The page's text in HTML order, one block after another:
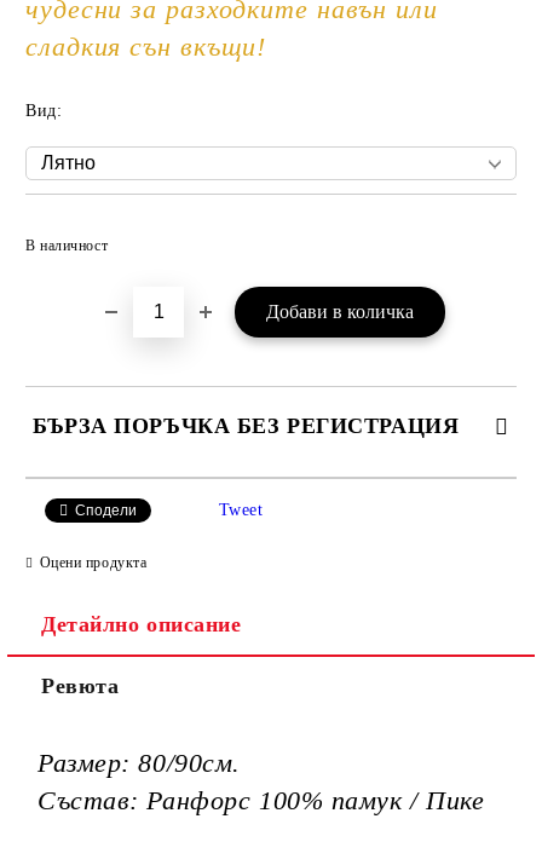
чудесни за разходките навън или
сладкия сън вкъщи!
Вид:
В наличност
БЪРЗА ПОРЪЧКА БЕЗ РЕГИСТРАЦИЯ
Сподели Tweet
Оцени продукта
Детайлно описание
Ревюта
Размер: 80/90см.
Състав: Ранфорс 100% памук / Пике